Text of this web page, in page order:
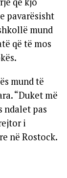
pavarësisht
mund
që të mos
mund të
“Duket më
ndalet pas
i
në Rostock.